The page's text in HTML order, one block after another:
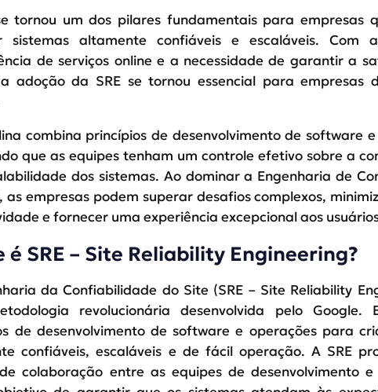
tornou um dos pilares fundamentais para empresas
sistemas altamente confiáveis e escaláveis. Com
de serviços online e a necessidade de garantir a
adoção da SRE se tornou essencial para empresas
combina princípios de desenvolvimento de software
que as equipes tenham um controle efetivo sobre a
dos sistemas. Ao dominar a Engenharia de
as empresas podem superar desafios complexos,
e fornecer uma experiência excepcional aos
é SRE – Site Reliability Engineering?
da Confiabilidade do Site (SRE – Site Reliability
revolucionária desenvolvida pelo Google.
de desenvolvimento de software e operações para
confiáveis, escaláveis e de fácil operação. A SRE
colaboração entre as equipes de desenvolvimento e